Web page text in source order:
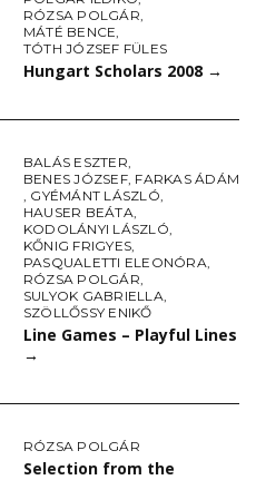
RÓZSA POLGÁR,
MÁTÉ BENCE,
TÓTH JÓZSEF FÜLES
Hungart Scholars 2008 →
BALÁS ESZTER,
BENES JÓZSEF, FARKAS ÁDÁM
, GYÉMÁNT LÁSZLÓ,
HAUSER BEÁTA,
KODOLÁNYI LÁSZLÓ,
KŐNIG FRIGYES,
PASQUALETTI ELEONÓRA,
RÓZSA POLGÁR,
SULYOK GABRIELLA,
SZÖLLŐSSY ENIKŐ
Line Games – Playful Lines
→
RÓZSA POLGÁR
Selection from the